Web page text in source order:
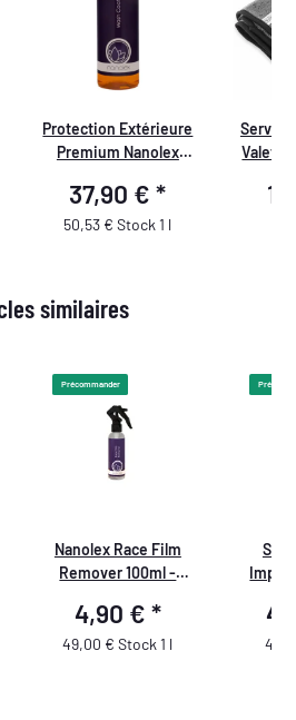
Protection Extérieure
Premium Nanolex
37,90 €*
50,53 € Stock 1 l
similaires
Précommander
Nanolex Race Film
Remover 100ml -
course
4,90 € *
49,00 € Stock 1 l